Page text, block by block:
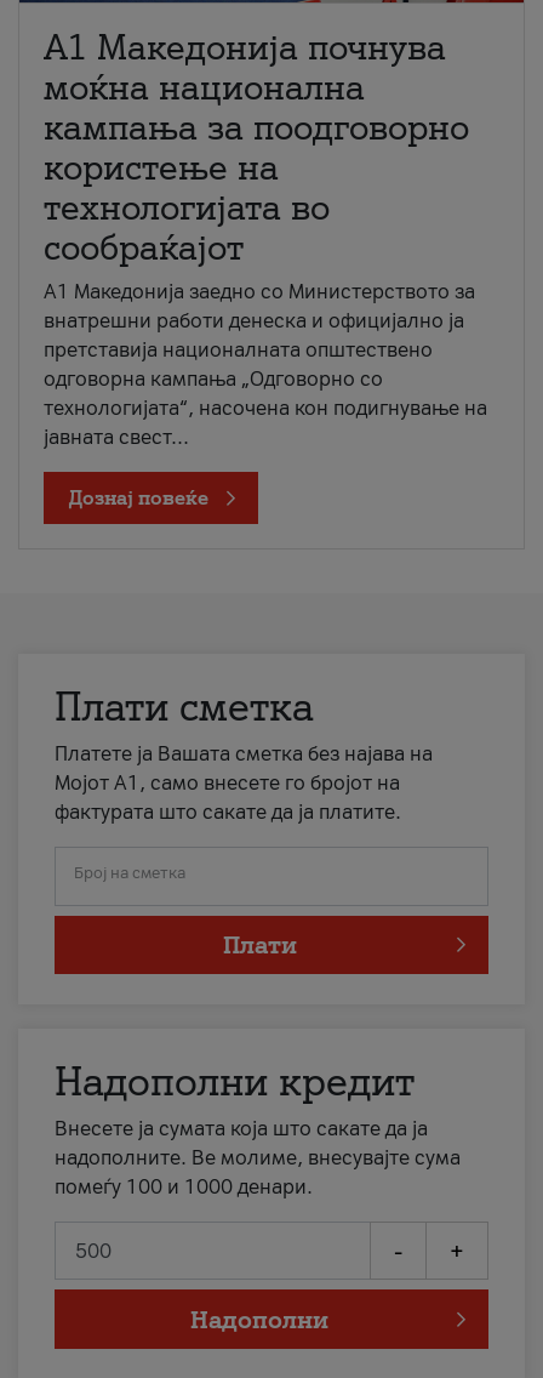
A1 Македонија почнува
моќна национална
кампања за поодговорно
користење на
технологијата во
сообраќајот
A1 Македонија заедно со Министерството за
внатрешни работи денеска и официјално ја
претставија националната општествено
одговорна кампања „Одговорно со
технологијата“, насочена кон подигнување на
јавната свест...
Дознај повеќе
Плати сметка
Платете ја Вашата сметка без најава на
Мојот А1, само внесете го бројот на
фактурата што сакате да ја платите.
Број на сметка
Плати
Надополни кредит
Внесете ја сумата која што сакате да ја
надополните. Ве молиме, внесувајте сума
помеѓу 100 и 1000 денари.
- +
Надополни